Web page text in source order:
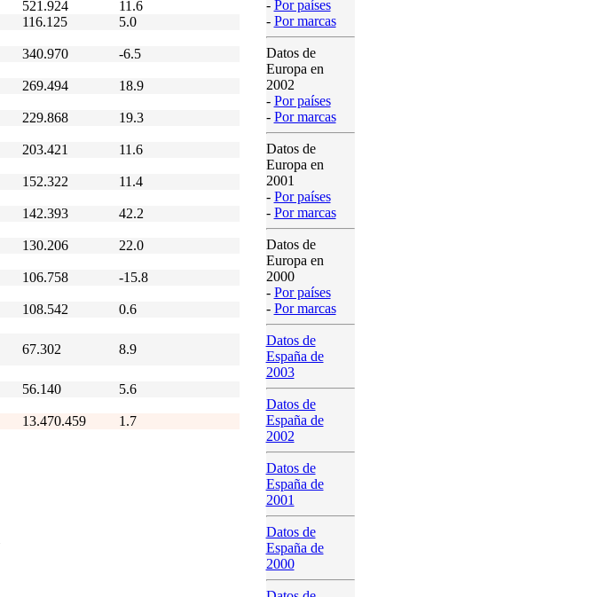
- Por países
- Por marcas
Datos de
Europa en
2002
- Por países
- Por marcas
Datos de
Europa en
2001
- Por países
- Por marcas
Datos de
Europa en
2000
- Por países
- Por marcas
Datos de
España de
2003
Datos de
España de
2002
Datos de
España de
2001
Datos de
España de
2000
521.924
11.6
116.125 5.0
340.970 -6.5
269.494 18.9
229.868 19.3
203.421 11.6
152.322 11.4
142.393 42.2
130.206 22.0
106.758 -15.8
108.542 0.6
67.302 8.9
56.140 5.6
13.470.459 1.7